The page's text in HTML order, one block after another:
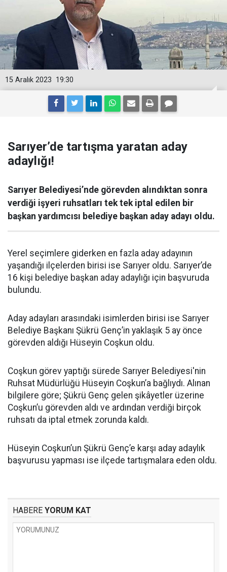
19:30
15 Aralık 2023
Sarıyer’de tartışma yaratan aday
adaylığı!
Sarıyer Belediyesi’nde görevden alındıktan sonra
verdiği işyeri ruhsatları tek tek iptal edilen bir
başkan yardımcısı belediye başkan aday adayı oldu.
Yerel seçimlere giderken en fazla aday adayının
yaşandığı ilçelerden birisi ise Sarıyer oldu. Sarıyer’de
16 kişi belediye başkan aday adaylığı için başvuruda
bulundu.
Aday adayları arasındaki isimlerden birisi ise Sarıyer
Belediye Başkanı Şükrü Genç’in yaklaşık 5 ay önce
görevden aldığı Hüseyin Coşkun oldu.
Coşkun görev yaptığı sürede Sarıyer Belediyesi'nin
Ruhsat Müdürlüğü Hüseyin Coşkun’a bağlıydı. Alınan
bilgilere göre; Şükrü Genç gelen şikâyetler üzerine
Coşkun’u görevden aldı ve ardından verdiği birçok
ruhsatı da iptal etmek zorunda kaldı.
Hüseyin Coşkun’un Şükrü Genç’e karşı aday adaylık
başvurusu yapması ise ilçede tartışmalara eden oldu.
HABERE YORUM KAT